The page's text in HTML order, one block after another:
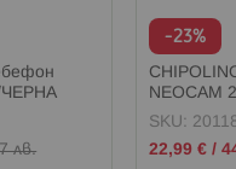
ЧЕРНА
лв.
-23%
NEOCAM
SKU:
Промо
цена
22,99 € /